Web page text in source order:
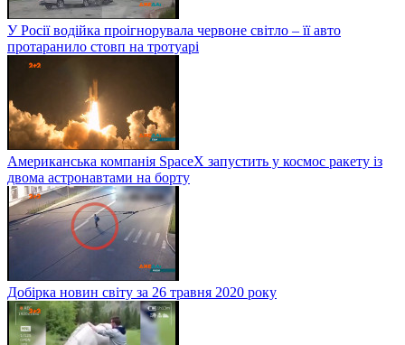
У Росії водійка проігнорувала червоне світло – її авто
протаранило стовп на тротуарі
Американська компанія SpaceX запустить у космос ракету із
двома астронавтами на борту
Добірка новин світу за 26 травня 2020 року